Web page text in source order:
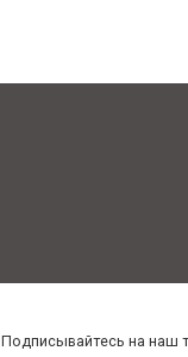
Подписывайтесь на наш